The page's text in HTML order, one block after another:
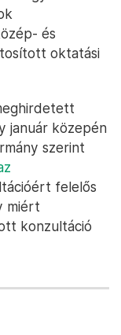
és
oktatási
január közepén
szerint
felelős
miért
konzultáció